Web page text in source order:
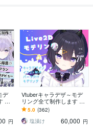
デ
男
デ
円
Vtuberキャラデザ～モデ
リング全て制作します イ
ラストのみ・モデリング
のみのご依頼も可能で
す。
5.0 (362)
塩漬け
60,000 円